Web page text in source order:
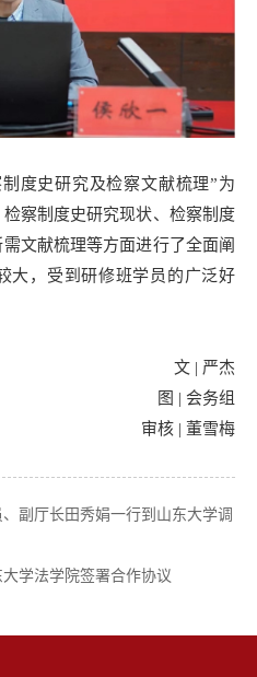
度史研究及检察文献梳理”为
察制度史研究现状、检察制度
文献梳理等方面进行了全面阐
大，受到研修班学员的广泛好
文 | 严杰
图 | 会务组
审核 | 董雪梅
副厅长田秀娟一行到山东大学调
学法学院签署合作协议